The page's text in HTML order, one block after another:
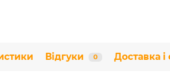
Відгуки 0 Доставка і